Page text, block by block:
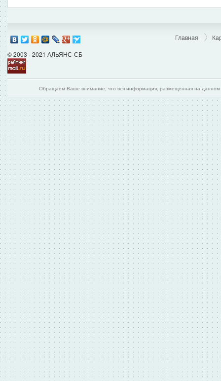
© 2003 - 2021 АЛЬЯНС-СБ
Главная
Обращаем Ваше внимание, что вся информация, размещенная на данном